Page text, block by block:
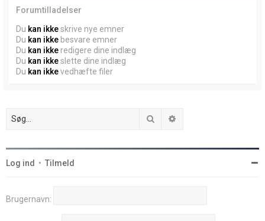
Forumtilladelser
Du kan ikkeskrive nye emner
Du kan ikke besvare emner
Du kan ikke redigere dine indlæg
Du kan ikkeslette dine indlæg
Du kan ikkevedhæfte filer
Søg
Log ind • Tilmeld
Brugernavn: